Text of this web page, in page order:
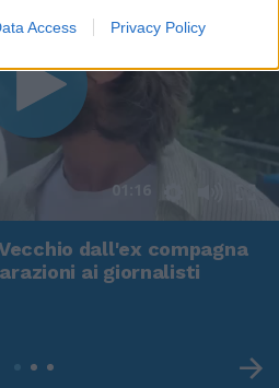
Access Privacy Policy
01:16
dall'ex compagna
ai giornalisti